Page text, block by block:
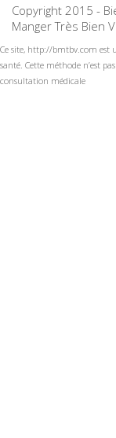
Copyright 2015 -
Manger Très Bien
Ce site, http://bmtbv.com est
santé. Cette méthode n’est
consultation médicale